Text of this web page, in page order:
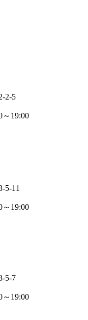
2-5
19:00
5-11
19:00
5-7
19:00